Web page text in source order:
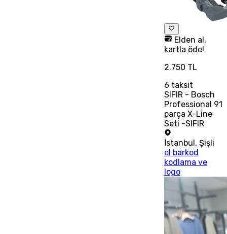
Elden al,
kartla öde!
2.750 TL
6 taksit
SIFIR - Bosch
Professional 91
parça X-Line
Seti -SIFIR
İstanbul, Şişli
el barkod
kodlama ve
logo